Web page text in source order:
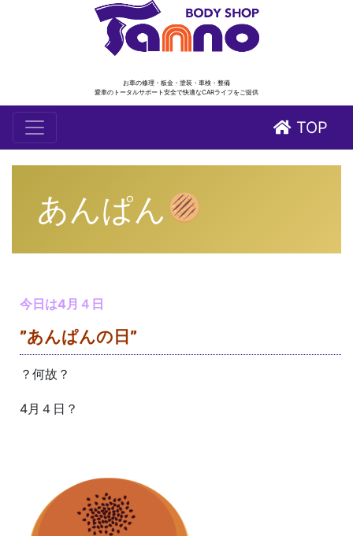
お車の修理・板金・塗装・車検・整備
愛車のトータルサポート安全で快適なCARライフをご提供
TOP
あんぱん
今日は4月４日
”あんぱんの日”
？何故？
4月４日？